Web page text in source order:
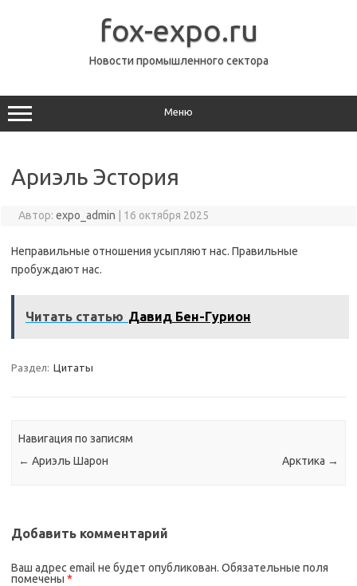
fox-expo.ru
Новости промышленного сектора
Меню
Ариэль Эстория
Автор: expo_admin 16 октября 2025
Неправильные отношения усыпляют нас. Правильные
пробуждают нас.
Читать статью Давид Бен-Гурион
Раздел: Цитаты
Навигация по записям
← Ариэль Шарон Арктика →
Добавить комментарий
Ваш адрес email не будет опубликован. Обязательные поля
помечены *